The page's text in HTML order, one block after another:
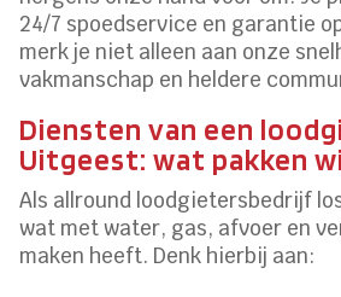
24/7 spoedservice en garantie
merk je niet alleen aan onze
vakmanschap en heldere
Diensten van een
Uitgeest: wat pakken
Als allround loodgietersbedrijf
wat met water, gas, afvoer en
maken heeft. Denk hierbij aan: